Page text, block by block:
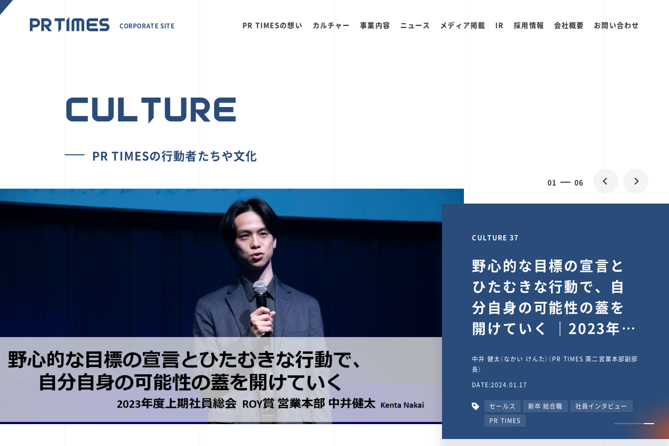
CORPORATE SITE PR TIMESの想い カルチャー 事業内容 ニュース メディア掲載 IR 採用情報 会社概要 お問い合わせ
CULTURE
PR TIMESの行動者たちや文化
01 06
CULTURE 37
野心的な目標の宣言と
ひたむきな行動で、自
分自身の可能性の蓋を
開けていく ｜2023年度
タビュー #PR
TIMESな人たち
中井 健太（なかい けんた）（PR TIMES 第二営業本部副部
長）
DATE:2024.01.17
セールス 新卒 総合職
社員インタビュー
PR TIMES